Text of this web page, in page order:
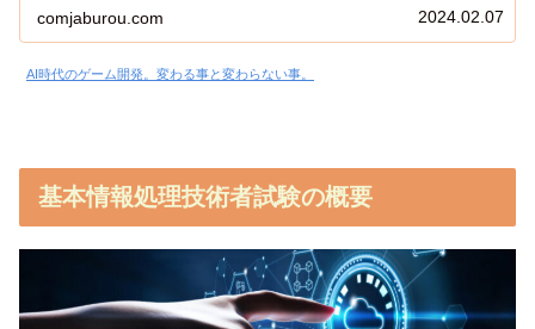
ーム開発にどのような変化をもたらし、何が変わらないの
か？について、２０年以上ゲーム開発を続けてきた私がま
comjaburou.com 2024.02.07
AI時代のゲーム開発。変わる事と変わらない事。
基本情報処理技術者試験の概要